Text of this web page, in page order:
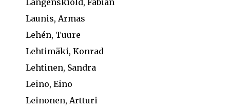
Langenskiöld, Fabian
Launis, Armas
Lehén, Tuure
Lehtimäki, Konrad
Lehtinen, Sandra
Leino, Eino
Leinonen, Artturi